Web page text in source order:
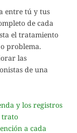
entre tú y tus
de cada
el tratamiento
problema.
las
de una
y los registros
trato
a cada